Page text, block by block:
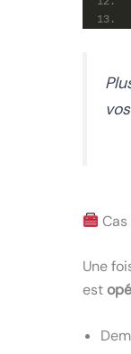
Une
est